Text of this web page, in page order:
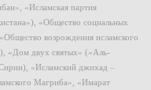
«Исламская партия
«Общество социальных
возрождения исламского
«Дом двух святых» («Аль-
«Исламский джихад –
Магриба», «Имарат